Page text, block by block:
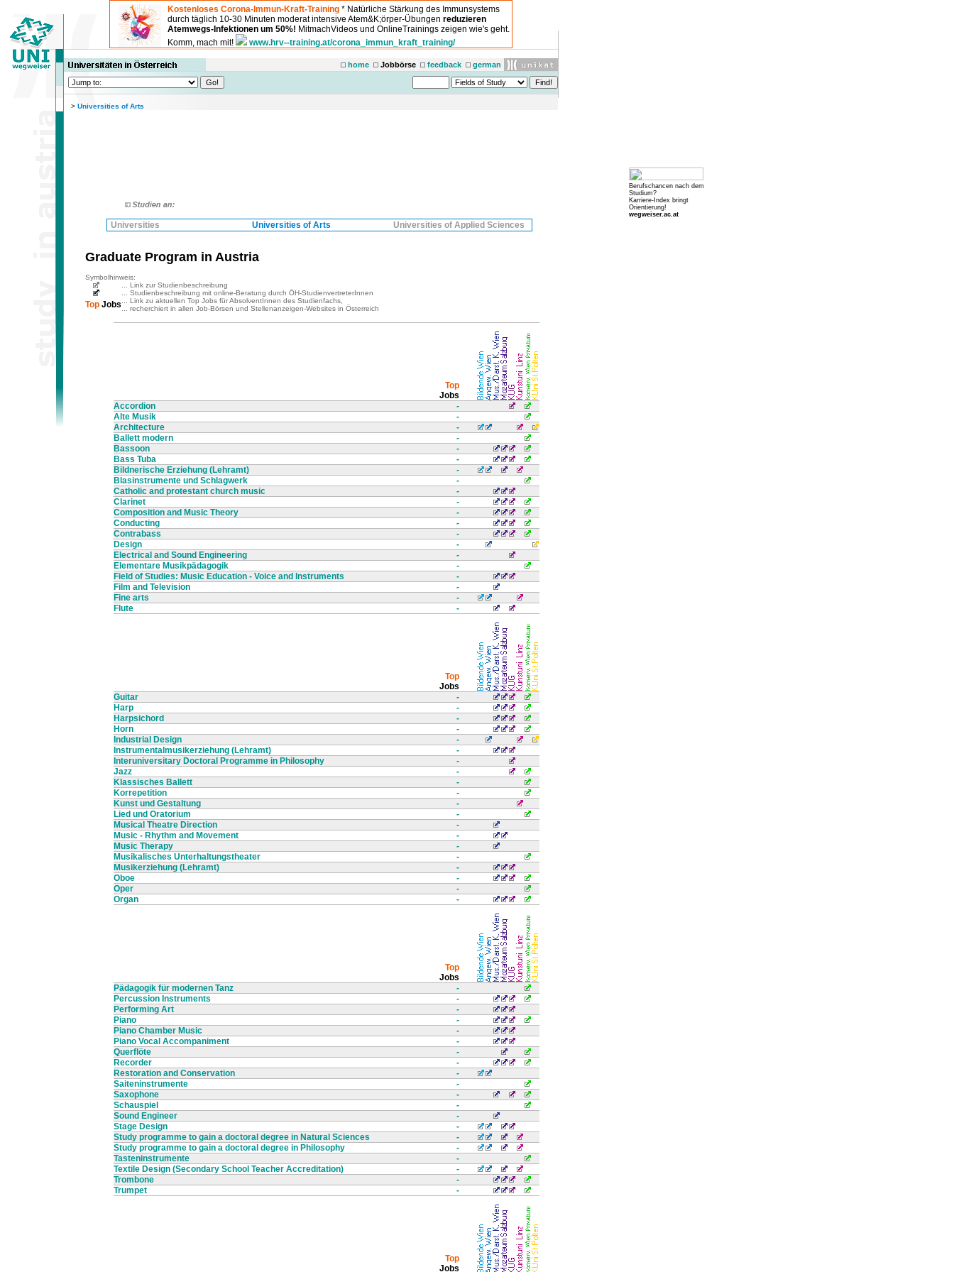
Kostenloses Corona-Immun-Kraft-Training * Natürliche Stärkung des Immunsystems
durch täglich 10-30 Minuten moderat intensive Atem&K;örper-Übungen reduzieren
Atemwegs-Infektionen um 50%! MitmachVideos und OnlineTrainings zeigen wie's geht.
Komm, mach mit!
www.hrv--training.at/corona_immun_kraft_training/
home Jobbörse feedback german
> Universities of Arts
Universities Universities of Arts Universities of Applied Sciences
Graduate Program in Austria
Symbolhinweis:
... Link zur Studienbeschreibung
... Studienbeschreibung mit online-Beratung durch ÖH-StudienvertreterInnen
Top Jobs ... Link zu aktuellen Top Jobs für AbsolventInnen des Studienfachs,
... recherchiert in allen Job-Börsen und Stellenanzeigen-Websites in Österreich
Top
Jobs
Accordion
-
Alte Musik
-
Architecture
-
Ballett modern
-
Bassoon
-
Bass Tuba
-
Bildnerische Erziehung (Lehramt)
-
Blasinstrumente und Schlagwerk
-
Catholic and protestant church music
-
Clarinet
-
Composition and Music Theory
-
Conducting
-
Contrabass
-
Design
-
Electrical and Sound Engineering
-
Elementare Musikpädagogik
-
Field of Studies: Music Education - Voice and Instruments
-
Film and Television
-
Fine arts
-
Flute
-
Top
Jobs
Guitar
-
Harp
-
Harpsichord
-
Horn
-
Industrial Design
-
Instrumentalmusikerziehung (Lehramt)
-
Interuniversitary Doctoral Programme in Philosophy
-
Jazz
-
Klassisches Ballett
-
Korrepetition
-
Kunst und Gestaltung
-
Lied und Oratorium
-
Musical Theatre Direction
-
Music - Rhythm and Movement
-
Music Therapy
-
Musikalisches Unterhaltungstheater
-
Musikerziehung (Lehramt)
-
Oboe
-
Oper
-
Organ
-
Top
Jobs
Pädagogik für modernen Tanz
-
Percussion Instruments
-
Performing Art
-
Piano
-
Piano Chamber Music
-
Piano Vocal Accompaniment
-
Querflöte
-
Recorder
-
Restoration and Conservation
-
Saiteninstrumente
-
Saxophone
-
Schauspiel
-
Sound Engineer
-
Stage Design
-
Study programme to gain a doctoral degree in Natural Sciences
-
Study programme to gain a doctoral degree in Philosophy
-
Tasteninstrumente
-
Textile Design (Secondary School Teacher Accreditation)
-
Trombone
-
Trumpet
-
Top
Jobs
Berufschancen nach dem
Studium?
Karriere-Index bringt
Orientierung!
wegweiser.ac.at